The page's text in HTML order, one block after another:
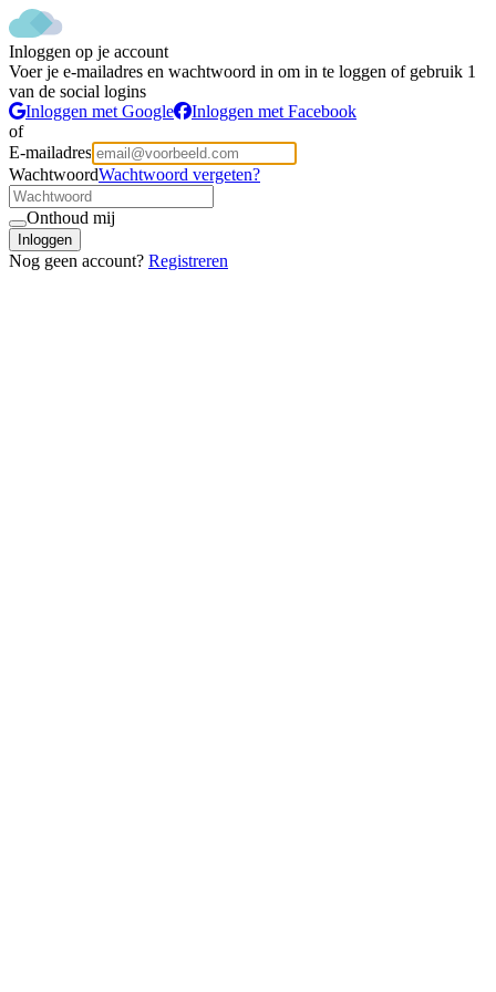
Inloggen op je account
Voer je e-mailadres en wachtwoord in om in te loggen of gebruik 1
van de social logins
Inloggen met Google
Inloggen met Facebook
of
E-mailadres
WachtwoordWachtwoord vergeten?
Onthoud mij
Inloggen
Nog geen account? Registreren